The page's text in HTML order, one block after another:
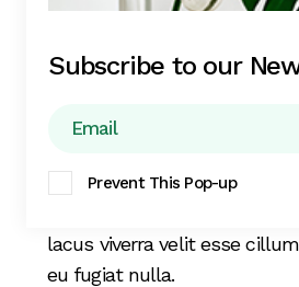
Ornare arcu odio ut sem.
lacus viverra velit esse
eu fugiat nulla.
Subscribe to our
Prevent This Pop-up